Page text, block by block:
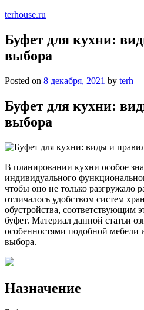
terhouse.ru
Буфет для кухни:
выбора
Posted on 8 декабря, 2021 by terh
Буфет для кухни:
выбора
В планировании кухни особое
индивидуального
чтобы оно не только разгружало
отличалось удобством систем
обустройства, соответствующим
буфет. Материал данной статьи
особенностями подобной
выбора.
Назначение